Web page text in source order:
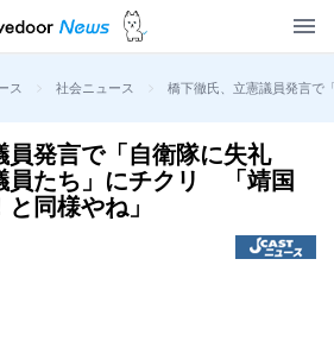
ス > 社会ニュース > 橋下徹氏、立憲議員発言で
発言で「自衛隊に失礼
員たち」にチクリ 「靖国
同様やね」